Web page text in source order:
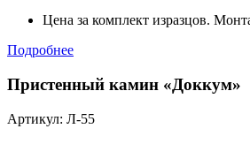
Цена за комплект изразцов.
Подробнее
Пристенный камин «Доккум»
Артикул: Л-55